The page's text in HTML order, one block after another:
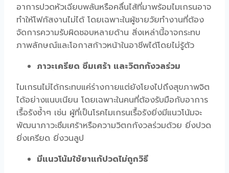
อาการปวดหัวเฉียบพลันหรือคลื่นไส้ที่มาพร้อมไมเกรนอาจ
ทำให้โฟกัสงานไม่ได้ โดยเฉพาะในผู้ชายวัยทำงานที่ต้อง
จัดการความรับผิดชอบหลายด้าน สิ่งเหล่านี้อาจกระทบ
ภาพลักษณ์และโอกาสก้าวหน้าในอาชีพได้โดยไม่รู้ตัว
ภาวะเครียด ซึมเศร้า และวิตกกังวลร่วม
ไมเกรนไม่ได้กระทบแค่ร่างกายแต่ยังโยงไปถึงสุขภาพจิต
ได้อย่างแนบเนียน โดยเฉพาะในคนที่ต้องรับมือกับอาการ
เรื้อรังซ้ำๆ เช่น ผู้ที่เป็นโรคไมเกรนเรื้อรังยิ่งมีแนวโน้มจะ
พัฒนาภาวะซึมเศร้าหรือความวิตกกังวลร่วมด้วย ยิ่งปวด
ยิ่งเครียด ยิ่งวนลูป
มีแนวโน้มใช้ยาแก้ปวดไม่ถูกวิธี